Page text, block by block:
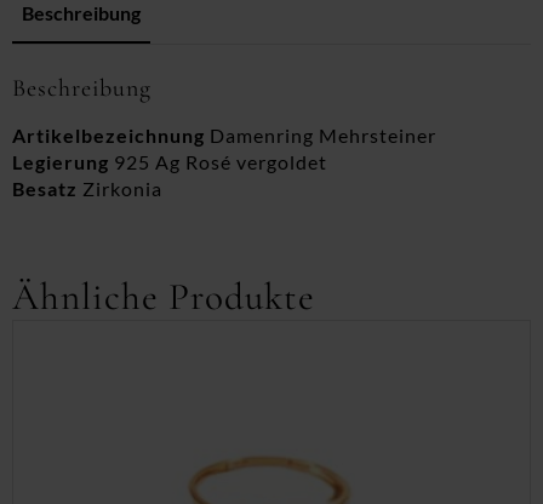
Beschreibung
Beschreibung
Artikelbezeichnung Damenring Mehrsteiner
Legierung 925 Ag Rosé vergoldet
Besatz Zirkonia
Ähnliche Produkte